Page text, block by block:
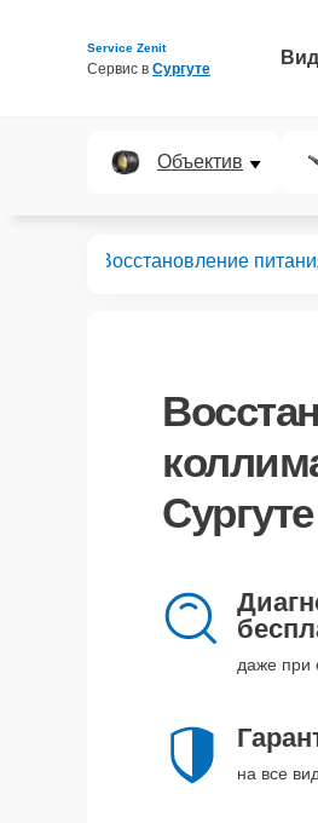
Service Zenit
Сервис в Сургуте
Объектив
Восстановление
Сургуте
даже при
на все